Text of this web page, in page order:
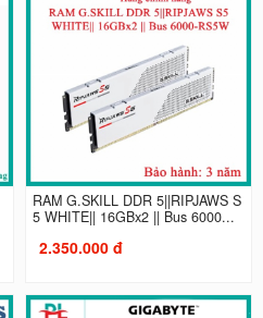
RAM G.SKILL DDR 5||RIPJAWS S
5 WHITE|| 16GBx2 || Bus 6000...
2.350.000 đ